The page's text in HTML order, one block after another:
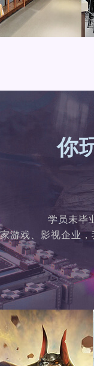
你
学员未毕
游戏、影视企业，